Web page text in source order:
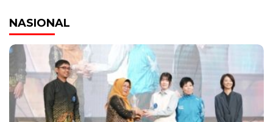
NASIONAL